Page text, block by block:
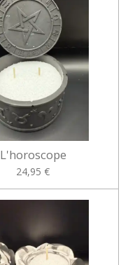
L'horoscope
24,95 €